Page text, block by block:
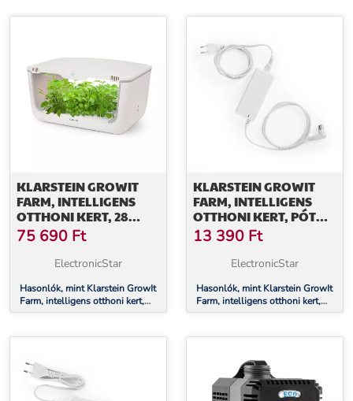
KLARSTEIN GROWIT
FARM, INTELLIGENS
OTTHONI KERT, 28
NÖVÉNY, 48 W-OS LED,
8 LITER
75 690 Ft
ElectronicStar
Hasonlók, mint Klarstein GrowIt
Farm, intelligens otthoni kert,
28 növény, 48 W-os LED, 8 liter
KLARSTEIN GROWIT
FARM, INTELLIGENS
OTTHONI KERT, PÓT
TÁPEGYSÉG, 24 V/2 A
13 390 Ft
ElectronicStar
Hasonlók, mint Klarstein GrowIt
Farm, intelligens otthoni kert,
pót tápegység, 24 V/2 A